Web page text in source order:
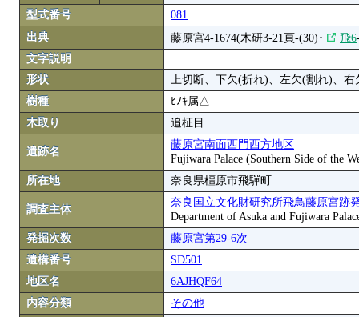
型式番号
081
出典
藤原宮4-1674(木研3-21頁-(30)･ 飛6
文字説明
形状
上切断、下欠(折れ)、左欠(割れ)、
樹種
ﾋﾉｷ属△
木取り
追柾目
遺跡名
藤原宮南面西門西方地区
Fujiwara Palace (Southern Side of the
所在地
奈良県橿原市飛驒町
調査主体
奈良国立文化財研究所飛鳥藤原宮跡
Department of Asuka and Fujiwara
発掘次数
藤原宮第29-6次
遺構番号
SD501
地区名
6AJHQF64
内容分類
その他